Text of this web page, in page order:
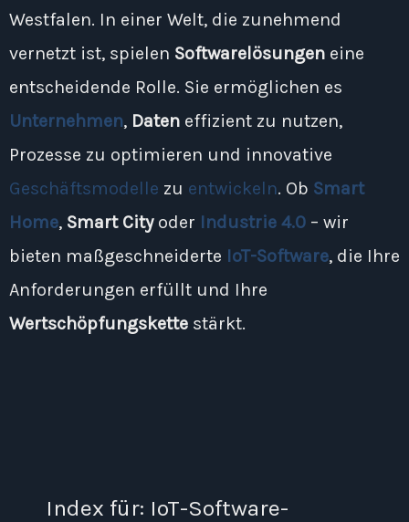
Westfalen. In einer Welt, die zunehmend
vernetzt ist, spielen Softwarelösungen eine
entscheidende Rolle. Sie ermöglichen es
Unternehmen, Daten effizient zu nutzen,
Prozesse zu optimieren und innovative
Geschäftsmodelle zu entwickeln. Ob Smart
Home, Smart Cityoder Industrie 4.0 – wir
bieten maßgeschneiderte IoT-Software, die Ihre
Anforderungen erfüllt und Ihre
Wertschöpfungskette stärkt.
Index für: IoT-Software-